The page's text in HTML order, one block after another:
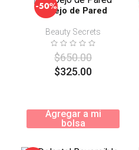
-50%
Espejo de Pared
Beauty Secrets
$650.00
$325.00
Agregar a mi
bolsa